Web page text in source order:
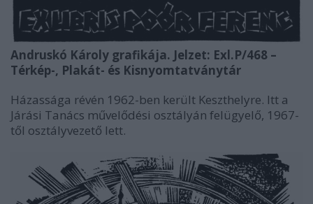
Andruskó Károly grafikája. Jelzet: Exl.P/468 –
Térkép-, Plakát- és Kisnyomtatványtár
Házassága révén 1962-ben került Keszthelyre. Itt a
Járási Tanács művelődési osztályán felügyelő, 1967-
től osztályvezető lett.